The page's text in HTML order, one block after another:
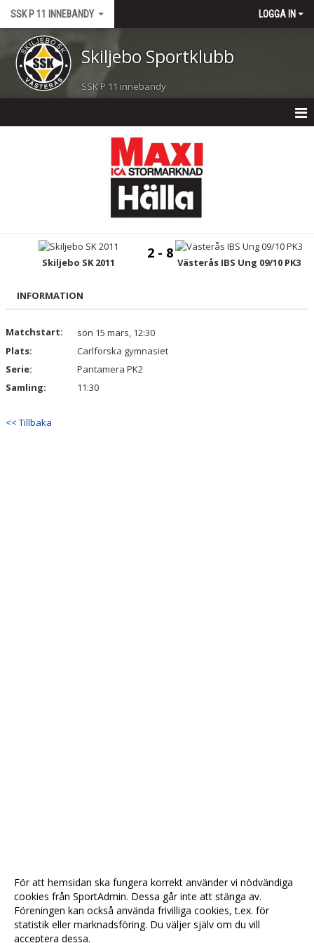
SSK P 11 INNEBANDY LOGGA IN
Skiljebo Sportklubb
SSK P 11 innebandy
TRUPPEN
BILDGALLERI
Skiljebo SK 2011
2 - 8
Västerås IBS Ung 09/10 PK3
INFORMATION
Matchstart:
sön 15 mars, 12:30
Plats:
Carlforska gymnasiet
Serie:
Pantamera PK2
Samling:
11:30
<< Tillbaka
För att hemsidan ska fungera korrekt använder vi nödvändiga
cookies från SportAdmin. Dessa går inte att stänga av.
Föreningen kan också använda frivilliga cookies, t.ex. för
statistik eller marknadsföring. Du väljer själv om du vill
acceptera dessa.